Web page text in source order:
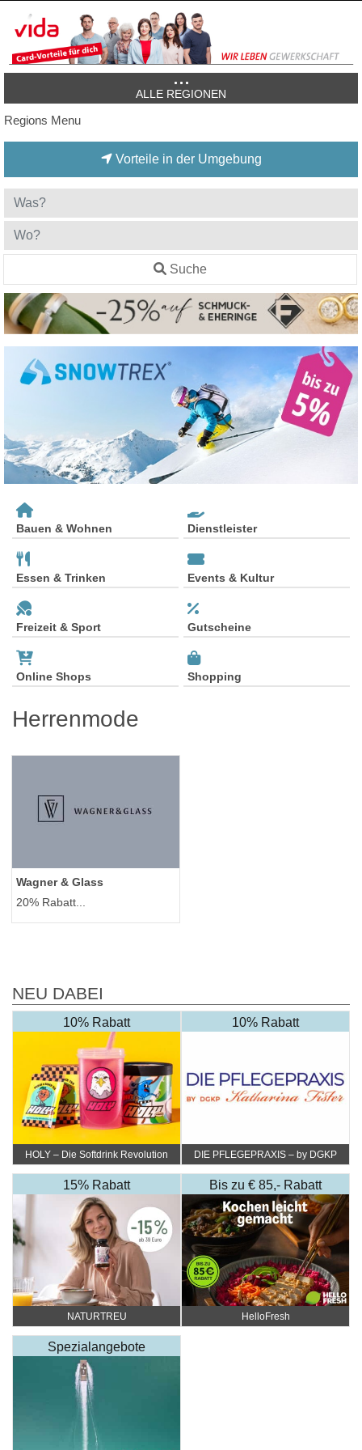
ALLE REGIONEN
Regions Menu
Vorteile in der Umgebung
Suche
Bauen & Wohnen Dienstleister
Essen & Trinken Events & Kultur
Freizeit & Sport Gutscheine
Online Shops Shopping
Herrenmode
Wagner & Glass
20% Rabatt...
NEU DABEI
10% Rabatt
HOLY – Die Softdrink Revolution
10% Rabatt
DIE PFLEGEPRAXIS – by DGKP
Katharina Fister
15% Rabatt
NATURTREU
Bis zu € 85,- Rabatt
HelloFresh
Spezialangebote